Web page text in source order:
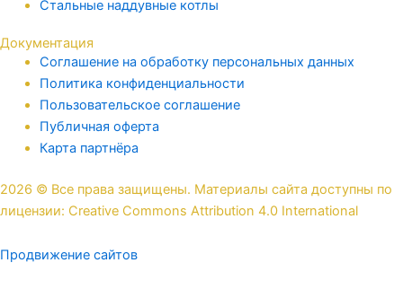
Стальные наддувные котлы
Документация
Соглашение на обработку персональных данных
Политика конфиденциальности
Пользовательское соглашение
Публичная оферта
Карта партнёра
2026 © Все права защищены. Материалы сайта доступны по
лицензии: Creative Commons Attribution 4.0 International
Продвижение сайтов